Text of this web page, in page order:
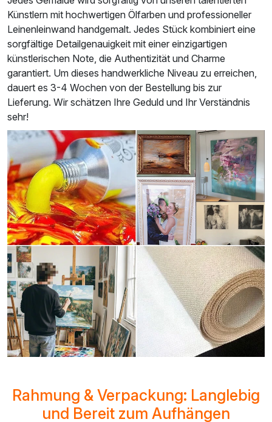
Künstlern mit hochwertigen Ölfarben und professioneller
Leinenleinwand handgemalt. Jedes Stück kombiniert eine
sorgfältige Detailgenauigkeit mit einer einzigartigen
künstlerischen Note, die Authentizität und Charme
garantiert. Um dieses handwerkliche Niveau zu erreichen,
dauert es 3-4 Wochen von der Bestellung bis zur
Lieferung. Wir schätzen Ihre Geduld und Ihr Verständnis
sehr!
Rahmung & Verpackung: Langlebig
und Bereit zum Aufhängen